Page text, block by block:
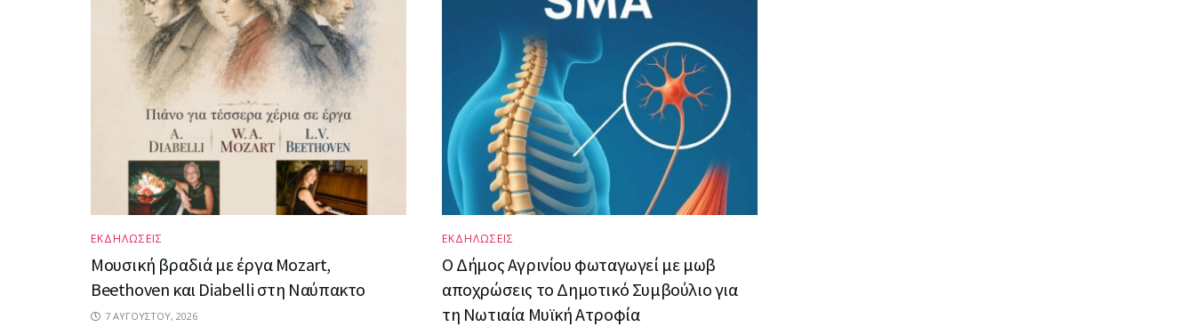
ΕΚΔΗΛΩΣΕΙΣ
Μουσική βραδιά με έργα Mozart,
Beethoven και Diabelli στη Ναύπακτο
7 ΑΥΓΟΎΣΤΟΥ, 2026
ΕΚΔΗΛΩΣΕΙΣ
Ο Δήμος Αγρινίου φωταγωγεί με μωβ
αποχρώσεις το Δημοτικό Συμβούλιο για
τη Νωτιαία Μυϊκή Ατροφία